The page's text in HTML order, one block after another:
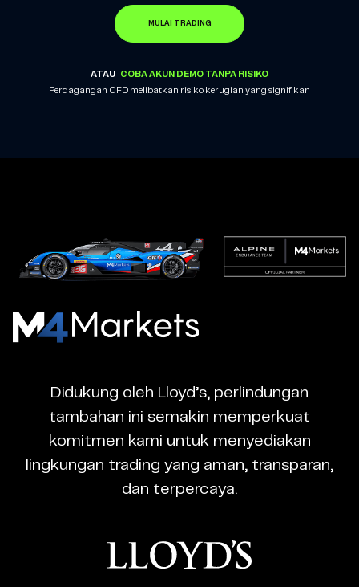
MULAI TRADING
ATAU COBA AKUN DEMO TANPA RISIKO
Perdagangan CFD melibatkan risiko kerugian yang signifikan
M4Markets
CFD
Trading
Regulated
Broker
Didukung oleh Lloyd’s, perlindungan
tambahan ini semakin memperkuat
komitmen kami untuk menyediakan
lingkungan trading yang aman, transparan,
dan terpercaya.